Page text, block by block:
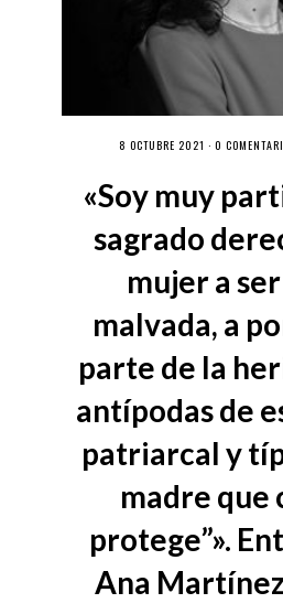
8 OCTUBRE 2021 · 0
«Soy muy
sagrado
mujer a
malvada, a
parte de la
antípodas de
patriarcal y
madre que
protege”».
Ana